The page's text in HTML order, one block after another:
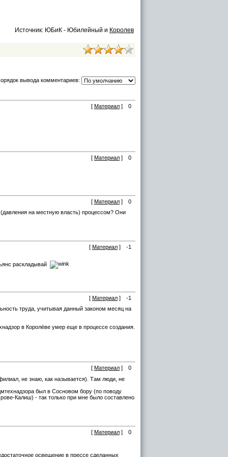
Источник: ЮБиК - Юбилейный и Королев
вывода комментариев:
[ Материал ] 0
[ Материал ] 0
[ Материал ]
0
на местную власть) процессом? Они
[ Материал ] -1
раскладывай
[ Материал ]
-1
труда, учитывая данный законом месяц на
в Королёве умер еще в процессе создания.
[ Материал ]
0
не знаю, как называется). Там люди, не
был в Сосновом бору (по поводу
Калиш) - так только при мне было составлено
[ Материал ] 0
освещение в прессе сделанных